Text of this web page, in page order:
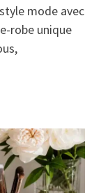
mode avec
robe unique